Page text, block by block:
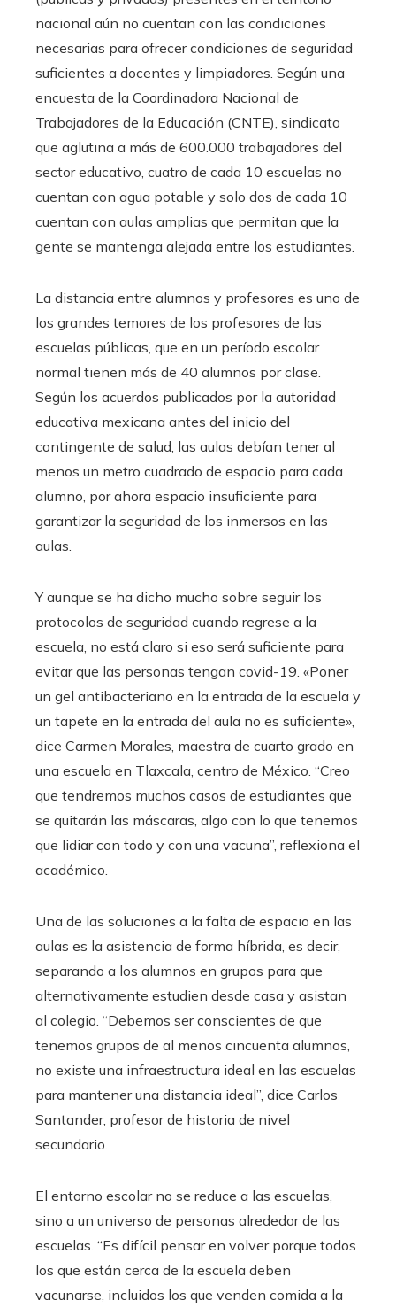
nacional aún no cuentan con las condiciones
necesarias para ofrecer condiciones de seguridad
suficientes a docentes y limpiadores. Según una
encuesta de la Coordinadora Nacional de
Trabajadores de la Educación (CNTE), sindicato
que aglutina a más de 600.000 trabajadores del
sector educativo, cuatro de cada 10 escuelas no
cuentan con agua potable y solo dos de cada 10
cuentan con aulas amplias que permitan que la
gente se mantenga alejada entre los estudiantes.
La distancia entre alumnos y profesores es uno de
los grandes temores de los profesores de las
escuelas públicas, que en un período escolar
normal tienen más de 40 alumnos por clase.
Según los acuerdos publicados por la autoridad
educativa mexicana antes del inicio del
contingente de salud, las aulas debían tener al
menos un metro cuadrado de espacio para cada
alumno, por ahora espacio insuficiente para
garantizar la seguridad de los inmersos en las
aulas.
Y aunque se ha dicho mucho sobre seguir los
protocolos de seguridad cuando regrese a la
escuela, no está claro si eso será suficiente para
evitar que las personas tengan covid-19. «Poner
un gel antibacteriano en la entrada de la escuela y
un tapete en la entrada del aula no es suficiente»,
dice Carmen Morales, maestra de cuarto grado en
una escuela en Tlaxcala, centro de México. “Creo
que tendremos muchos casos de estudiantes que
se quitarán las máscaras, algo con lo que tenemos
que lidiar con todo y con una vacuna”, reflexiona el
académico.
Una de las soluciones a la falta de espacio en las
aulas es la asistencia de forma híbrida, es decir,
separando a los alumnos en grupos para que
alternativamente estudien desde casa y asistan
al colegio. “Debemos ser conscientes de que
tenemos grupos de al menos cincuenta alumnos,
no existe una infraestructura ideal en las escuelas
para mantener una distancia ideal”, dice Carlos
Santander, profesor de historia de nivel
secundario.
El entorno escolar no se reduce a las escuelas,
sino a un universo de personas alrededor de las
escuelas. “Es difícil pensar en volver porque todos
los que están cerca de la escuela deben
vacunarse, incluidos los que venden comida a la